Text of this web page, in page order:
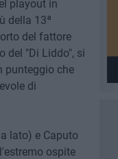
playout in
della 13ª
del fattore
del "Di Liddo", si
punteggio che
di
lato) e Caputo
ospite